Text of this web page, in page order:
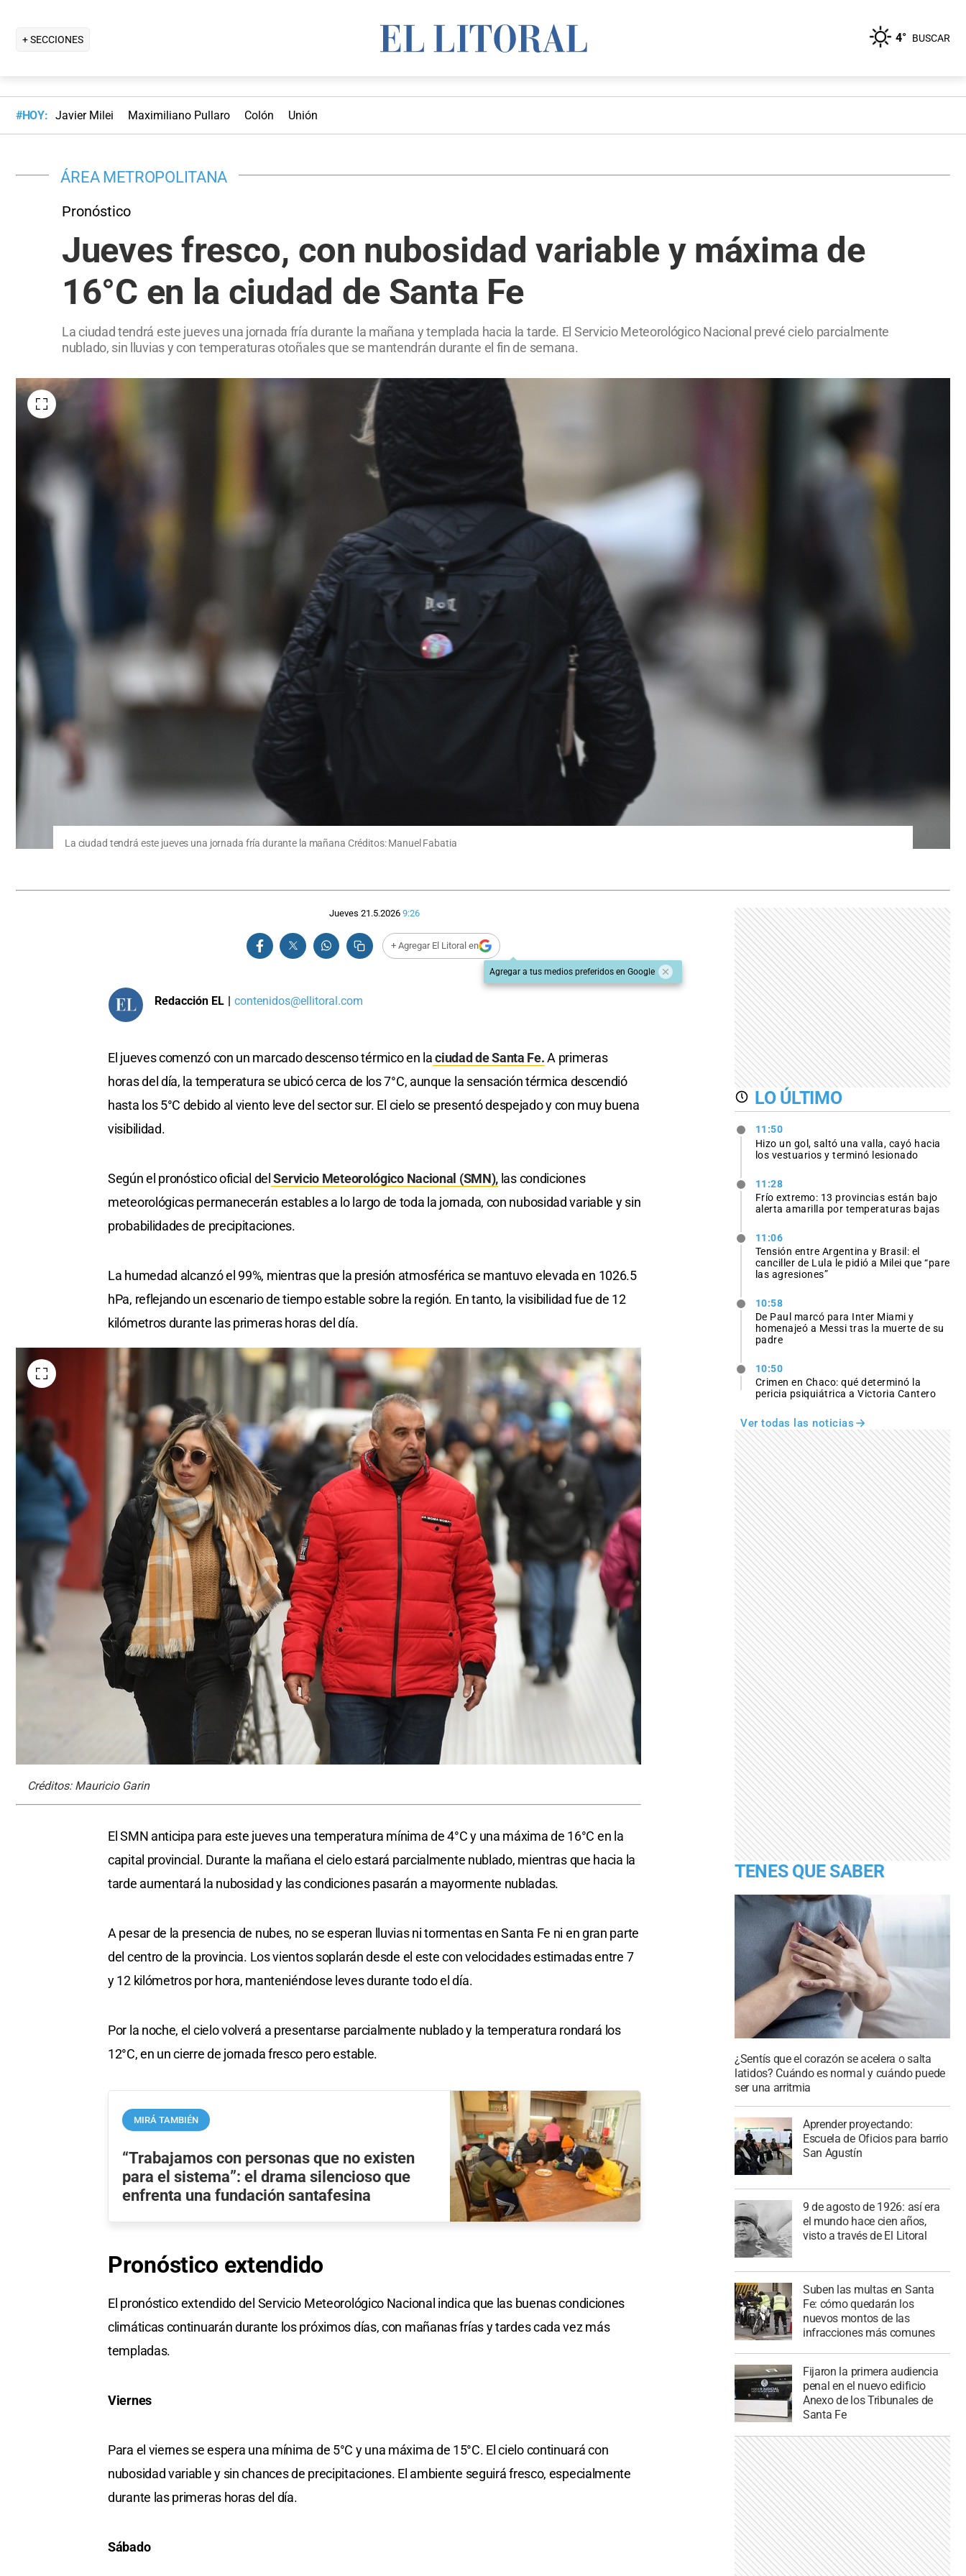
+ SECCIONES 4° BUSCAR
#HOY: Javier Milei Maximiliano Pullaro Colón Unión
ÁREA METROPOLITANA
Pronóstico
Jueves fresco, con nubosidad variable y máxima de
16°C en la ciudad de Santa Fe
La ciudad tendrá este jueves una jornada fría durante la mañana y templada hacia la tarde. El Servicio Meteorológico Nacional prevé cielo parcialmente
nublado, sin lluvias y con temperaturas otoñales que se mantendrán durante el fin de semana.
La ciudad tendrá este jueves una jornada fría durante la mañana Créditos: Manuel Fabatia
Jueves 21.5.2026 9:26
+ Agregar El Litoral en
Agregar a tus medios preferidos en Google
Redacción EL | contenidos@ellitoral.com
El jueves comenzó con un marcado descenso térmico en laciudad de Santa Fe.A primeras
horas del día, la temperatura se ubicó cerca de los 7°C, aunque la sensación térmica descendió
hasta los 5°C debido al viento leve del sector sur. El cielo se presentó despejado y con muy buena
visibilidad.
Según el pronóstico oficial del Servicio Meteorológico Nacional (SMN), las condiciones
meteorológicas permanecerán estables a lo largo de toda la jornada, con nubosidad variable y sin
probabilidades de precipitaciones.
La humedad alcanzó el 99%, mientras que la presión atmosférica se mantuvo elevada en 1026.5
hPa, reflejando un escenario de tiempo estable sobre la región. En tanto, la visibilidad fue de 12
kilómetros durante las primeras horas del día.
Créditos: Mauricio Garin
El SMN anticipa para este jueves una temperatura mínima de 4°C y una máxima de 16°C en la
capital provincial. Durante la mañana el cielo estará parcialmente nublado, mientras que hacia la
tarde aumentará la nubosidad y las condiciones pasarán a mayormente nubladas.
A pesar de la presencia de nubes, no se esperan lluvias ni tormentas en Santa Fe ni en gran parte
del centro de la provincia. Los vientos soplarán desde el este con velocidades estimadas entre 7
y 12 kilómetros por hora, manteniéndose leves durante todo el día.
Por la noche, el cielo volverá a presentarse parcialmente nublado y la temperatura rondará los
12°C, en un cierre de jornada fresco pero estable.
MIRÁ TAMBIÉN
“Trabajamos con personas que no existen
para el sistema”: el drama silencioso que
enfrenta una fundación santafesina
Pronóstico extendido
El pronóstico extendido del Servicio Meteorológico Nacional indica que las buenas condiciones
climáticas continuarán durante los próximos días, con mañanas frías y tardes cada vez más
templadas.
Viernes
Para el viernes se espera una mínima de 5°C y una máxima de 15°C. El cielo continuará con
nubosidad variable y sin chances de precipitaciones. El ambiente seguirá fresco, especialmente
durante las primeras horas del día.
Sábado
LO ÚLTIMO
11:50
Hizo un gol, saltó una valla, cayó hacia
los vestuarios y terminó lesionado
11:28
Frío extremo: 13 provincias están bajo
alerta amarilla por temperaturas bajas
11:06
Tensión entre Argentina y Brasil: el
canciller de Lula le pidió a Milei que “pare
las agresiones”
10:58
De Paul marcó para Inter Miami y
homenajeó a Messi tras la muerte de su
padre
10:50
Crimen en Chaco: qué determinó la
pericia psiquiátrica a Victoria Cantero
Ver todas las noticias
TENES QUE SABER
¿Sentís que el corazón se acelera o salta
latidos? Cuándo es normal y cuándo puede
ser una arritmia
Aprender proyectando:
Escuela de Oficios para barrio
San Agustín
9 de agosto de 1926: así era
el mundo hace cien años,
visto a través de El Litoral
Suben las multas en Santa
Fe: cómo quedarán los
nuevos montos de las
infracciones más comunes
Fijaron la primera audiencia
penal en el nuevo edificio
Anexo de los Tribunales de
Santa Fe